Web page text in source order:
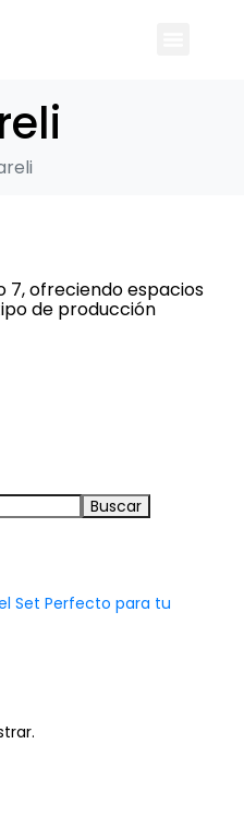
7, ofreciendo espacios
de producción
Buscar
Set Perfecto para tu